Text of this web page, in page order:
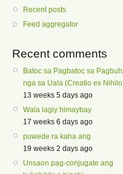
Recent posts
Feed aggregator
Recent comments
Batoc sa Pagbatoc sa
nga sa Uala (Creatio ex
13 weeks 5 days ago
Wala lagiy himaybay
17 weeks 6 days ago
puwede ra kaha ang
19 weeks 2 days ago
Unsaon pag-conjugate ang